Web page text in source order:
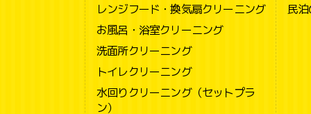
レンジフード・換気扇クリーニング
お風呂・浴室クリーニング
洗面所クリーニング
トイレクリーニング
水回りクリーニング（セットプラ
ン）
民